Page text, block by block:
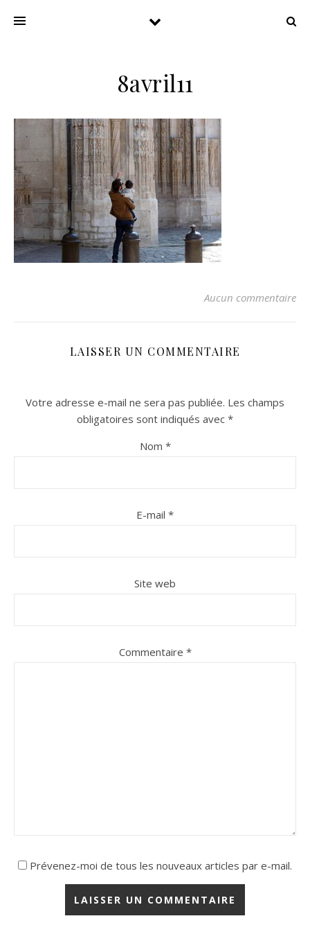
8avril11
Aucun commentaire
LAISSER UN COMMENTAIRE
Votre adresse e-mail ne sera pas publiée. Les champs
obligatoires sont indiqués avec *
Nom *
E-mail *
Site web
Commentaire *
Prévenez-moi de tous les nouveaux articles par e-mail.